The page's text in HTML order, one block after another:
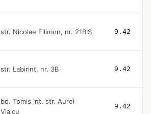
str. Nicolae Filimon, nr. 21BIS 9.42
str. Labirint, nr. 3B 9.42
bd. Tomis int. str. Aurel
Vlaicu
9.42